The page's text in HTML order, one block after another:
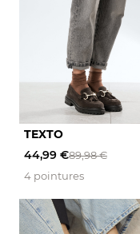
TEXTO
44,99 €89,98 €
4 pointures